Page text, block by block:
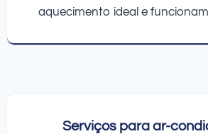
aquecimento ideal e
Serviços para ar-